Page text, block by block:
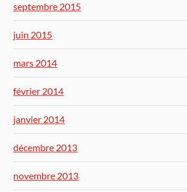
septembre 2015
juin 2015
mars 2014
février 2014
janvier 2014
décembre 2013
novembre 2013